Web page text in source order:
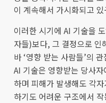
이 계속해서 가시화되고 있
이러한 시기에 AI 기술을
자들)보다, 그 결정으로 인
바 ‘영향 받는 사람들’의
AI 기술은 영향받는 당사
하며 피해가 발생해도 각
하기도 어려운 구조에서